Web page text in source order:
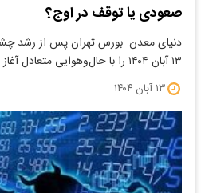
صعودی یا توقف در اوج؟
دنیای معدن: بورس تهران پس از رشد
۱۳ آبان ۱۴۰۴ را با حال‌وهوایی متعادل آغاز می‌کند.…
۱۳ آبان ۱۴۰۴